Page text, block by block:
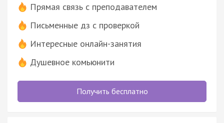
Прямая связь с преподавателем
Письменные дз с проверкой
Интересные онлайн-занятия
Душевное комьюнити
Получить бесплатно